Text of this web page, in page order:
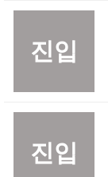
진입
진입